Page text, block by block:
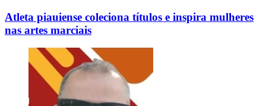
Atleta piauiense coleciona títulos e inspira mulheres
nas artes marciais